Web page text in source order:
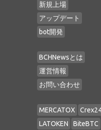
新規上場
アップデート
bot開発
BCHNewsとは
運営情報
お問い合わせ
MERCATOX
LATOKEN
BiteBTC